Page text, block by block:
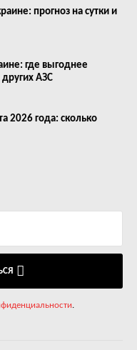
прогноз на сутки и
где выгоднее
других АЗС
2026 года: сколько
.